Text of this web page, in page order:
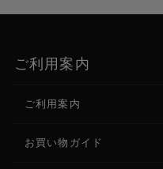
ご利用案内
ご利用案内
お買い物ガイド